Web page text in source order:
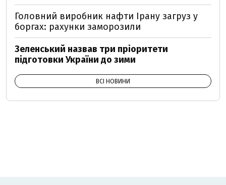
Головний виробник нафти Ірану загруз у
боргах: рахунки заморозили
Зеленський назвав три пріоритети
підготовки України до зими
ВСІ НОВИНИ